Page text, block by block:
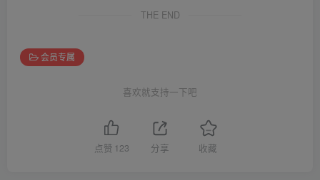
THE END
会员专属
喜欢就支持一下吧
点赞 123 分享 收藏